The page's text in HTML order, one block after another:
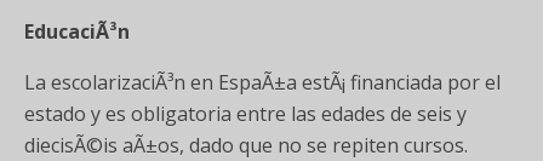
EducaciÃ³n
La escolarizaciÃ³n en EspaÃ±a estÃ¡ financiada por el
estado y es obligatoria entre las edades de seis y
diecisÃ©is aÃ±os, dado que no se repiten cursos.